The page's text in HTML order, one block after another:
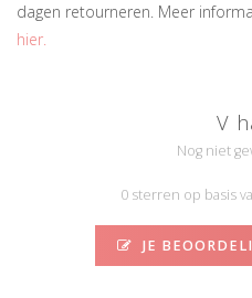
dagen retourneren. Meer
hier.
V
Nog niet
0 sterren op basis
JE